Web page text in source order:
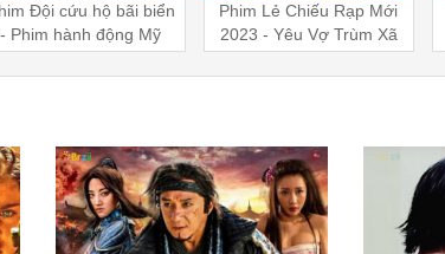
Phim Lẻ Chiếu Rạp Mới
2023 - Yêu Vợ Trùm Xã
Hội Đen | Phim Hành
Đông Mỹ Thuyết Minh
*이지 패트리온 Leezy
behind story + photo